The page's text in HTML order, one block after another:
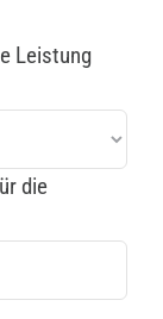
Leistung
die